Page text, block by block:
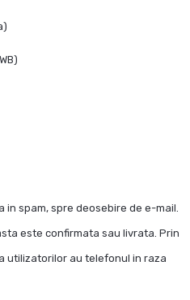
in spam, spre deosebire de e-mail.
este confirmata sau livrata. Prin
utilizatorilor au telefonul in raza